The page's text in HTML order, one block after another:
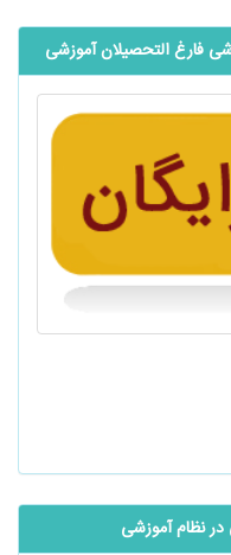
فارغ التحصیلان‌ آموزشی
نظام آموزشی